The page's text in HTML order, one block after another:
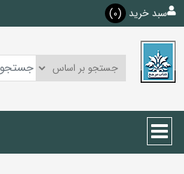
سبد خرید (0)